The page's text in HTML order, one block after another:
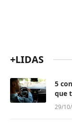
+LIDAS
5
que
29/